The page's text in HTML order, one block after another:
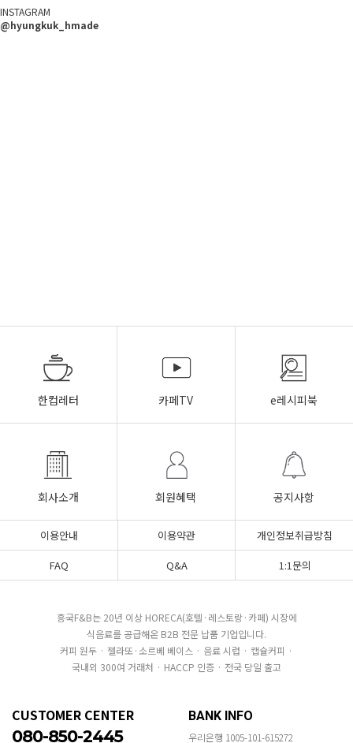
INSTAGRAM
@hyungkuk_hmade
한컵레터 카페TV e레시피북
회사소개 회원혜택 공지사항
이용안내 이용약관
개인정보취급방침
FAQ
Q&A 1:1문의
흥국F&B는 20년 이상 HORECA(호텔·레스토랑·카페) 시장에
식음료를 공급해온 B2B 전문 납품 기업입니다.
커피 원두 · 젤라또·소르베 베이스 · 음료 시럽 · 캡슐커피 ·
국내외 300여 거래처 · HACCP 인증 · 전국 당일 출고
CUSTOMER CENTER
080-850-2445
BANK INFO
우리은행 1005-101-615272